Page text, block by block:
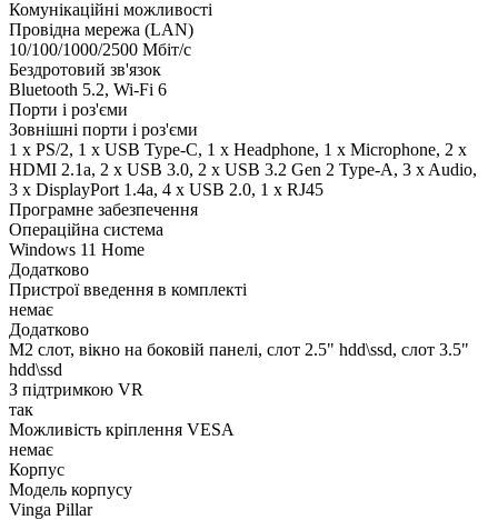
Комунікаційні можливості
Провідна мережа (LAN)
10/100/1000/2500 Мбіт/с
Бездротовий зв'язок
Bluetooth 5.2, Wi-Fi 6
Порти і роз'єми
Зовнішні порти і роз'єми
1 x PS/2, 1 x USB Type-C, 1 x Нeadphone, 1 х Microphone, 2 x
HDMI 2.1a, 2 x USB 3.0, 2 x USB 3.2 Gen 2 Type-A, 3 x Audio,
3 x DisplayPort 1.4a, 4 x USB 2.0, 1 x RJ45
Програмне забезпечення
Операційна система
Windows 11 Home
Додатково
Пристрої введення в комплекті
немає
Додатково
M2 слот, вікно на боковій панелі, слот 2.5" hdd\ssd, слот 3.5"
hdd\ssd
З підтримкою VR
так
Можливість кріплення VESA
немає
Корпус
Модель корпусу
Vinga Pillar